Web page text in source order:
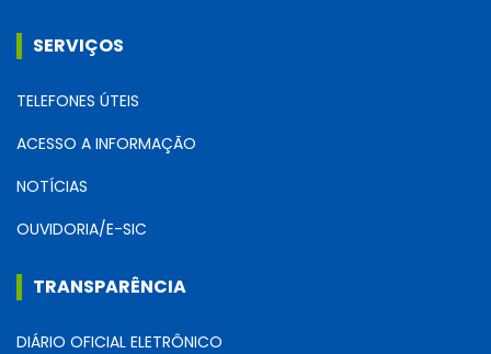
SERVIÇOS
TELEFONES ÚTEIS
ACESSO A INFORMAÇÃO
NOTÍCIAS
OUVIDORIA/E-SIC
TRANSPARÊNCIA
DIÁRIO OFICIAL ELETRÔNICO